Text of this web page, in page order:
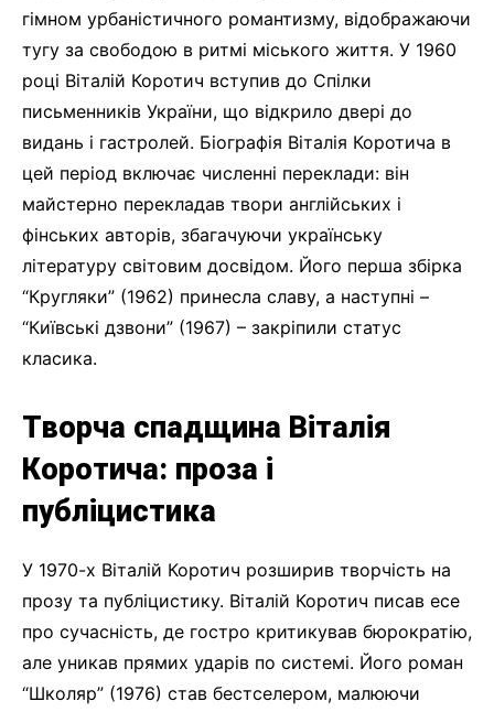
гімном урбаністичного романтизму, відображаючи
тугу за свободою в ритмі міського життя. У 1960
році Віталій Коротич вступив до Спілки
письменників України, що відкрило двері до
видань і гастролей. Біографія Віталія Коротича в
цей період включає численні переклади: він
майстерно перекладав твори англійських і
фінських авторів, збагачуючи українську
літературу світовим досвідом. Його перша збірка
“Кругляки” (1962) принесла славу, а наступні –
“Київські дзвони” (1967) – закріпили статус
класика.
Творча спадщина Віталія
Коротича: проза і
публіцистика
У 1970-х Віталій Коротич розширив творчість на
прозу та публіцистику. Віталій Коротич писав есе
про сучасність, де гостро критикував бюрократію,
але уникав прямих ударів по системі. Його роман
“Школяр” (1976) став бестселером, малюючи